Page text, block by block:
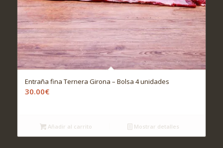
Entraña fina Ternera Girona – Bolsa 4 unidades
30.00€
Añadir al carrito Mostrar detalles